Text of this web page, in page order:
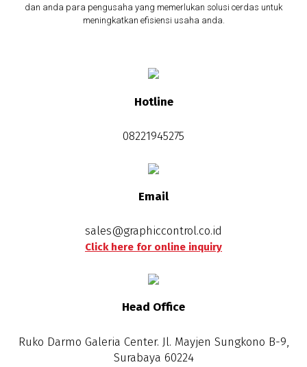
dan anda para pengusaha yang memerlukan solusi cerdas untuk
meningkatkan efisiensi usaha anda.
Hotline
08221945275
Email
sales@graphiccontrol.co.id
Click here for online inquiry
Head Office
Ruko Darmo Galeria Center. Jl. Mayjen Sungkono B-9,
Surabaya 60224